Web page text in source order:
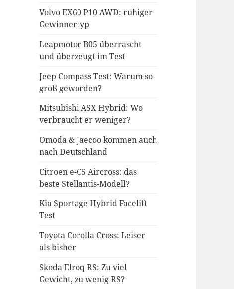
Volvo EX60 P10 AWD: ruhiger
Gewinnertyp
Leapmotor B05 überrascht
und überzeugt im Test
Jeep Compass Test: Warum so
groß geworden?
Mitsubishi ASX Hybrid: Wo
verbraucht er weniger?
Omoda & Jaecoo kommen auch
nach Deutschland
Citroen e-C5 Aircross: das
beste Stellantis-Modell?
Kia Sportage Hybrid Facelift
Test
Toyota Corolla Cross: Leiser
als bisher
Skoda Elroq RS: Zu viel
Gewicht, zu wenig RS?